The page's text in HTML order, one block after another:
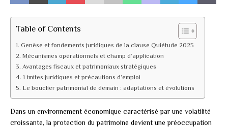
Table of Contents
Genèse et fondements juridiques de la clause Quiétude 2025
Mécanismes opérationnels et champ d’application
Avantages fiscaux et patrimoniaux stratégiques
Limites juridiques et précautions d’emploi
Le bouclier patrimonial de demain : adaptations et évolutions
Dans un environnement économique caractérisé par une volatilité
croissante, la protection du patrimoine devient une préoccupation